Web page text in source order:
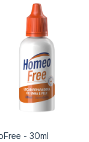
- 30ml